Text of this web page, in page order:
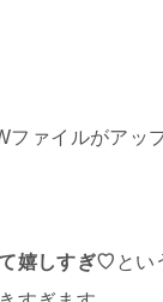
ファイルがアッ
嬉しすぎ♡ とい